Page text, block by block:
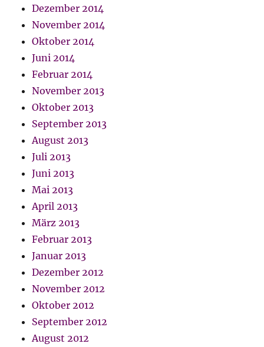
Dezember 2014
November 2014
Oktober 2014
Juni 2014
Februar 2014
November 2013
Oktober 2013
September 2013
August 2013
Juli 2013
Juni 2013
Mai 2013
April 2013
März 2013
Februar 2013
Januar 2013
Dezember 2012
November 2012
Oktober 2012
September 2012
August 2012